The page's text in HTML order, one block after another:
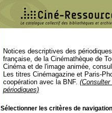
Notices descriptives des
française, de la Cinémathèque de
Cinéma et de l'image animée,
Les titres Cinémagazine et Paris-
coopération avec la BNF.
périodiques)
Sélectionner les critères de